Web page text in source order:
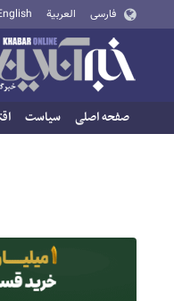
فارسی العربية
صفحه اصلی سیاست